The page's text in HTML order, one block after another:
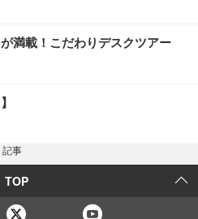
満載！こだわりデスクツアー
記事
TOP